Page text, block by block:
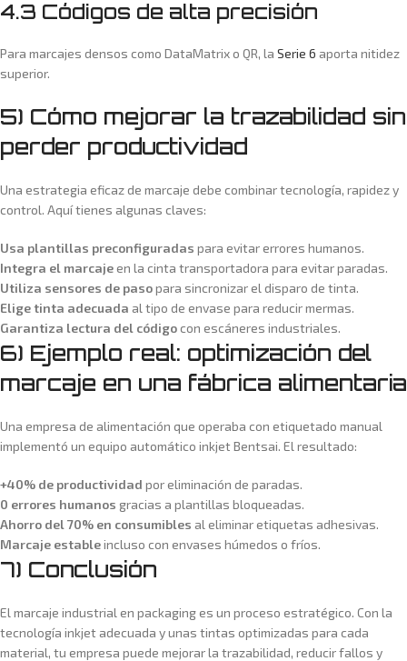
4.3 Códigos de alta precisión
Para marcajes densos como DataMatrix o QR, la Serie 6 aporta nitidez
superior.
5) Cómo mejorar la trazabilidad sin
perder productividad
Una estrategia eficaz de marcaje debe combinar tecnología, rapidez y
control. Aquí tienes algunas claves:
Usa plantillas preconfiguradas para evitar errores humanos.
Integra el marcajeen la cinta transportadora para evitar paradas.
Utiliza sensores de pasopara sincronizar el disparo de tinta.
Elige tinta adecuada al tipo de envase para reducir mermas.
Garantiza lectura del códigocon escáneres industriales.
6) Ejemplo real: optimización del
marcaje en una fábrica alimentaria
Una empresa de alimentación que operaba con etiquetado manual
implementó un equipo automático inkjet Bentsai. El resultado:
+40% de productividad por eliminación de paradas.
0 errores humanos gracias a plantillas bloqueadas.
Ahorro del 70% en consumibles al eliminar etiquetas adhesivas.
Marcaje estableincluso con envases húmedos o fríos.
7) Conclusión
El marcaje industrial en packaging es un proceso estratégico. Con la
tecnología inkjet adecuada y unas tintas optimizadas para cada
material, tu empresa puede mejorar la trazabilidad, reducir fallos y